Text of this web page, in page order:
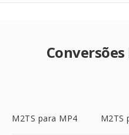
M2TS para MP4 M2TS